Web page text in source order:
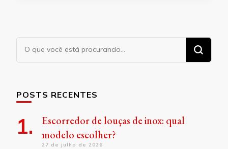
Procurando
POSTS RECENTES
Escorredor de louças de inox: qual
modelo escolher?
27 de julho de 2026